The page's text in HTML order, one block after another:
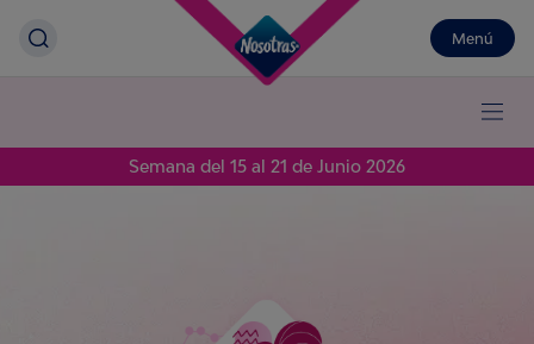
Menú
Semana del 15 al 21 de Junio 2026